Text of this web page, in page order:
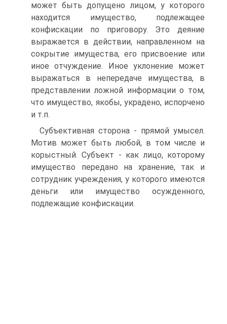
может быть допущено лицом, у которого
находится имущество, подлежащее
конфискации по приговору. Это деяние
выражается в действии, направленном на
сокрытие имущества, его присвоение или
иное отчуждение. Иное уклонение может
выражаться в непередаче имущества, в
представлении ложной информации о том,
что имущество, якобы, украдено, испорчено
и т.п.
Субъективная сторона - прямой умысел.
Мотив может быть любой, в том числе и
корыстный. Субъект - как лицо, которому
имущество передано на хранение, так и
сотрудник учреждения, у которого имеются
деньги или имущество осужденного,
подлежащие конфискации.